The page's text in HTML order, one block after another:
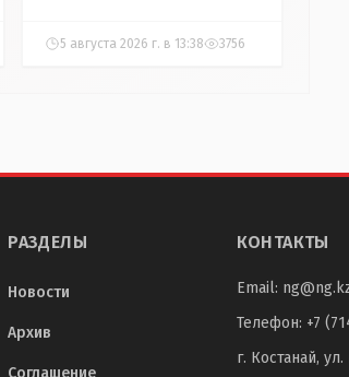
5 августа 2026 г. в 13:38 3756
РАЗДЕЛЫ
Новости
Архив
КОНТАКТЫ
Email:
Телефон: +7
г. Костанай,